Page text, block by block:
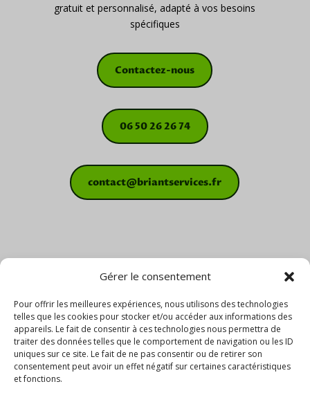
Gérer le consentement
Pour offrir les meilleures expériences, nous utilisons des technologies
telles que les cookies pour stocker et/ou accéder aux informations des
appareils. Le fait de consentir à ces technologies nous permettra de
traiter des données telles que le comportement de navigation ou les ID
uniques sur ce site. Le fait de ne pas consentir ou de retirer son
consentement peut avoir un effet négatif sur certaines caractéristiques
et fonctions.
gratuit et personnalisé, adapté à vos besoins
spécifiques
Contactez-nous
06 50 26 26 74
contact@briantservices.fr